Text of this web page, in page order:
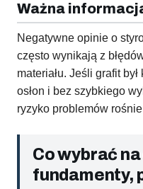
Ważna
Negatywne opinie o
często wynikają z
materiału. Jeśli grafit
osłon i bez szybkiego
ryzyko problemów
Co wybrać
fundamenty,